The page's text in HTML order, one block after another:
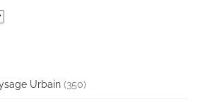
Urbain (350)